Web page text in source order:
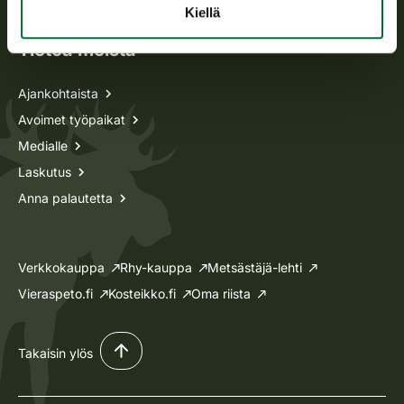
Kiellä
Tietoa meistä
Ajankohtaista
Avoimet työpaikat
Medialle
Laskutus
Anna palautetta
Verkkokauppa Rhy-kauppa
Metsästäjä-lehti
Vieraspeto.fi
Kosteikko.fi Oma riista
Takaisin ylös